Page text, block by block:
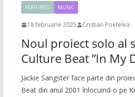
FEATURED MUSIC
18 februarie 2025 Cristian Poetelea
Noul proiect solo al
Culture Beat ”In My
Jackie Sangster face parte din
Beat din anul 2001 înlocuind-o pe